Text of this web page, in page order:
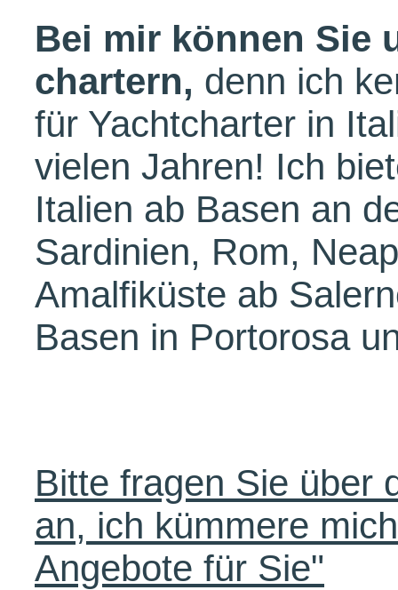
Bei mir können Sie
chartern, denn ich
für Yachtcharter in
vielen Jahren! Ich
Italien ab Basen an
Sardinien, Rom,
Amalfiküste ab
Basen in Portorosa
Bitte fragen Sie über
an, ich kümmere
Angebote für Sie"